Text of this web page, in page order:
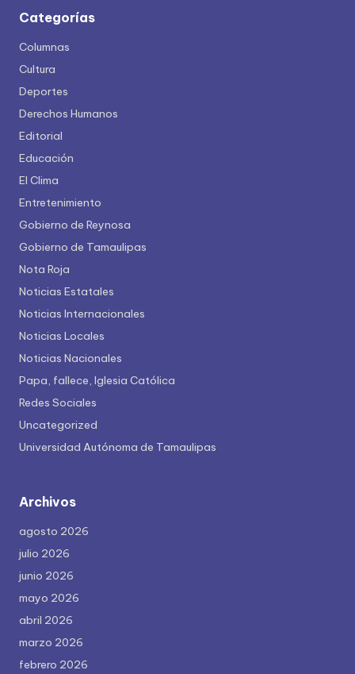
Categorías
Columnas
Cultura
Deportes
Derechos Humanos
Editorial
Educación
El Clima
Entretenimiento
Gobierno de Reynosa
Gobierno de Tamaulipas
Nota Roja
Noticias Estatales
Noticias Internacionales
Noticias Locales
Noticias Nacionales
Papa, fallece, Iglesia Católica
Redes Sociales
Uncategorized
Universidad Autónoma de Tamaulipas
Archivos
agosto 2026
julio 2026
junio 2026
mayo 2026
abril 2026
marzo 2026
febrero 2026